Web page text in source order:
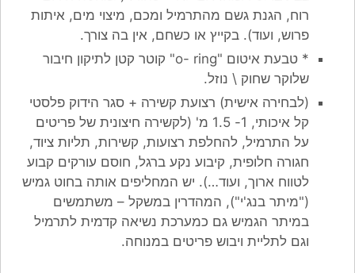
רוח, הגנת גשם מהתרמיל ומכם, מיצוי מים, איתות
פרוש, ועוד). בקייץ או כשחם, אין בה צורך.
* טבעת איטום "o- ring" קוטר קטן לתיקון חיבור
שלוקר שחוק \ נוזל.
(לבחירה אישית) רצועת קשירה + סגר הידוק פלסטי
קל איכותי, 1- 1.5 מ' (לקשירה חיצונית של פריטים
על התרמיל, להחלפת רצועות, קשירות, תליות ציוד,
חגורה חלופית, קיבוע נקע ברגל, חוסם עורקים קבוע
לטווח ארוך, ועוד…). יש המחליפים אותה בחוט גמיש
("מיתר בנג'י"), המהדרין במשקל – משתמשים
במיתר הגמיש גם כמערכת נשיאה קדמית לתרמיל
וגם לתליית ויבוש פריטים במנוחה.